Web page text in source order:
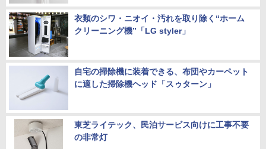
衣類のシワ・ニオイ・汚れを取り除く“ホーム
クリーニング機”「LG styler」
自宅の掃除機に装着できる、布団やカーペット
に適した掃除機ヘッド「スゥターン」
東芝ライテック、民泊サービス向けに工事不要
の非常灯